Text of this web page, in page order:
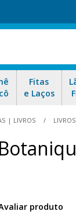
Fitas
e Laços
| LIVROS
produto